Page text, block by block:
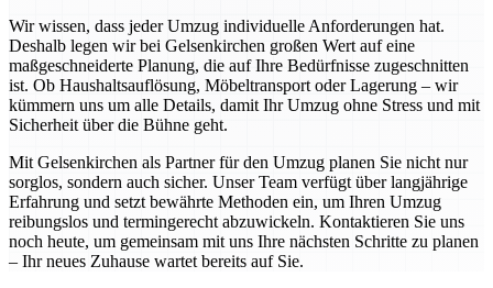
Wir wissen, dass jeder Umzug individuelle Anforderungen hat.
Deshalb legen wir bei Gelsenkirchen großen Wert auf eine
maßgeschneiderte Planung, die auf Ihre Bedürfnisse zugeschnitten
ist. Ob Haushaltsauflösung, Möbeltransport oder Lagerung – wir
kümmern uns um alle Details, damit Ihr Umzug ohne Stress und mit
Sicherheit über die Bühne geht.
Mit Gelsenkirchen als Partner für den Umzug planen Sie nicht nur
sorglos, sondern auch sicher. Unser Team verfügt über langjährige
Erfahrung und setzt bewährte Methoden ein, um Ihren Umzug
reibungslos und termingerecht abzuwickeln. Kontaktieren Sie uns
noch heute, um gemeinsam mit uns Ihre nächsten Schritte zu planen
– Ihr neues Zuhause wartet bereits auf Sie.